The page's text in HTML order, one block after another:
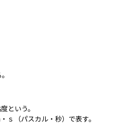
という。
ｓ（パスカル・秒）で表す。